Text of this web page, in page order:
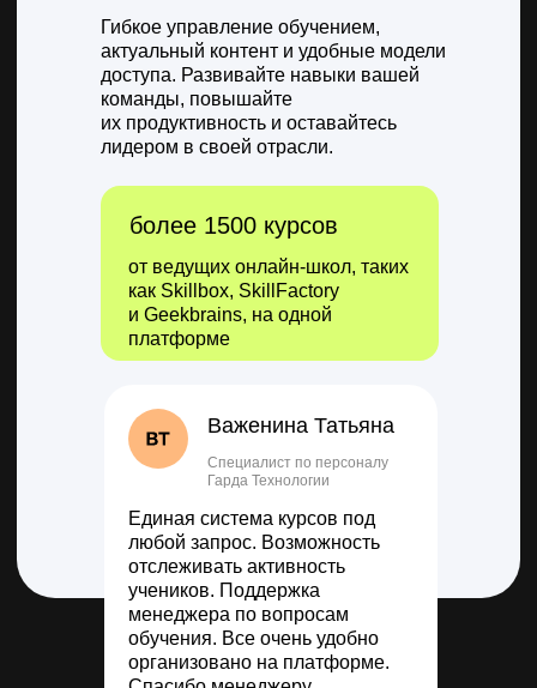
Гибкое управление обучением,
актуальный контент и удобные модели
доступа. Развивайте навыки вашей
команды, повышайте
их продуктивность и оставайтесь
лидером в своей отрасли.
более 1500 курсов
от ведущих онлайн-школ, таких
как Skillbox, SkillFactory
и Geekbrains, на одной
платформе
Специалист по персоналу
Гарда Технологии
Важенина Татьяна
Единая система курсов под
любой запрос. Возможность
отслеживать активность
учеников. Поддержка
менеджера по вопросам
обучения. Все очень удобно
организовано на платформе.